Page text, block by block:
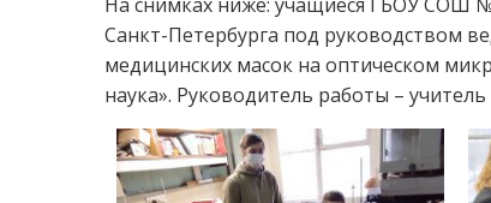
Санкт-Петербурга под руководством
медицинских масок на оптическом
наука». Руководитель работы –